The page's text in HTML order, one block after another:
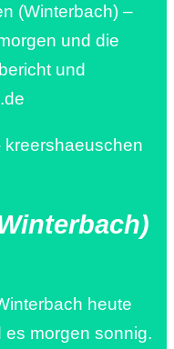
(Winterbach) –
und die
und
kreershaeuschen
heute
es morgen sonnig.